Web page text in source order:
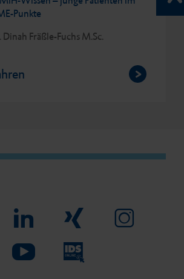
Punkte
Fräßle-Fuchs M.Sc.